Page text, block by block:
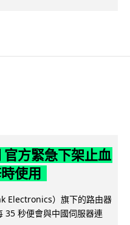
方緊急下架止血
使用
Electronics）旗下的路由器
35 秒便會與中國伺服器連